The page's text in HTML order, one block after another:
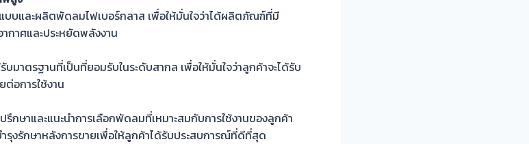
แบบและผลิตพัดลมไฟเบอร์กลาส เพื่อให้มั่นใจว่าได้ผลิตภัณฑ์ที่มี
กาศและประหยัดพลังงาน
มาตรฐานที่เป็นที่ยอมรับในระดับสากล เพื่อให้มั่นใจว่าลูกค้าจะได้รับ
อการใช้งาน
กษาและแนะนำการเลือกพัดลมที่เหมาะสมกับการใช้งานของลูกค้า
รุงรักษาหลังการขายเพื่อให้ลูกค้าได้รับประสบการณ์ที่ดีที่สุด